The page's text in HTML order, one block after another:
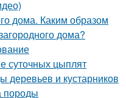
дома. Каким образом
дома?
суточных цыплят
и кустарников
породы